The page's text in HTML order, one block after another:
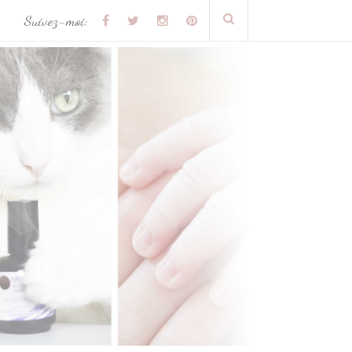
Suivez-moi: